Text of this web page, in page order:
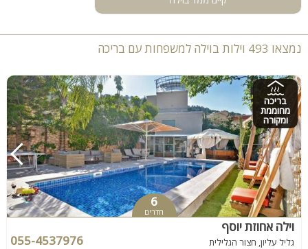
נמצאו 493 וילות בוילה למשפחות עם בריכה
בריכה
מחוממת
ומקורה
6
חדרים
וילה אחוזת יוסף
גליל עליון, חצור הגלילית 055-4537976